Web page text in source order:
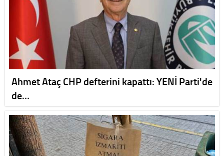
Ahmet Ataç CHP defterini kapattı: YENİ Parti'de
de…